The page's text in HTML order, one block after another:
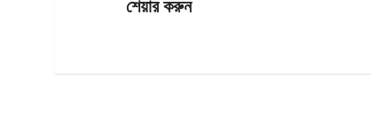
শেয়ার করুন